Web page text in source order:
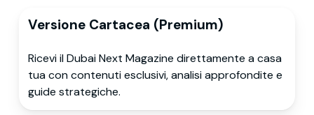
Versione Cartacea (Premium)
Ricevi il Dubai Next Magazine direttamente a casa
tua con contenuti esclusivi, analisi approfondite e
guide strategiche.